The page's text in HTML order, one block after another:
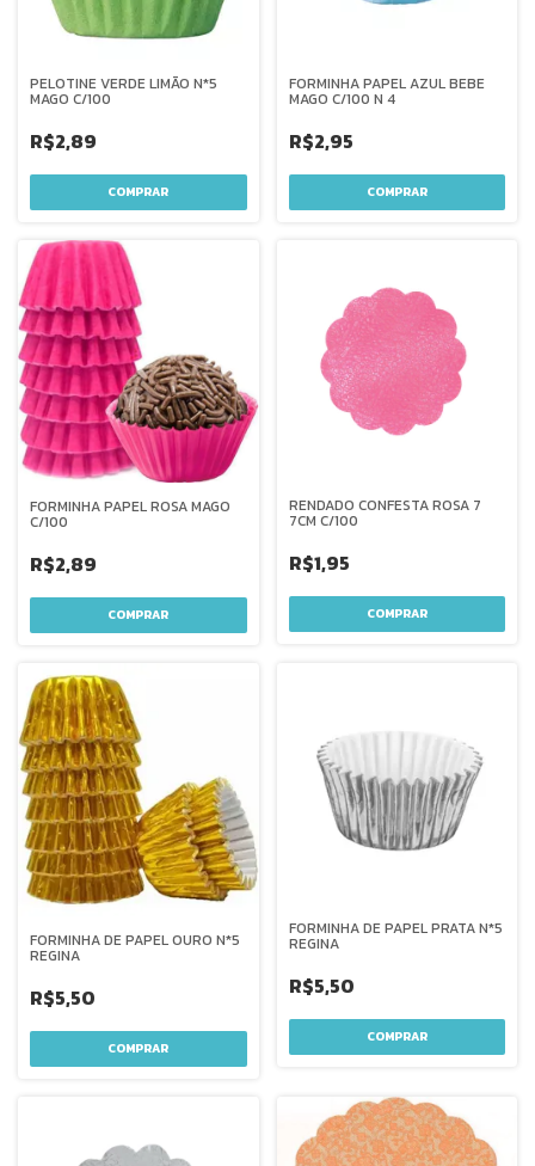
PELOTINE VERDE LIMÃO N*5
MAGO C/100
R$2,89
FORMINHA PAPEL AZUL BEBE
MAGO C/100 N 4
R$2,95
FORMINHA PAPEL ROSA MAGO
C/100
R$2,89
RENDADO CONFESTA ROSA 7
7CM C/100
R$1,95
FORMINHA DE PAPEL OURO N*5
REGINA
R$5,50
FORMINHA DE PAPEL PRATA N*5
REGINA
R$5,50